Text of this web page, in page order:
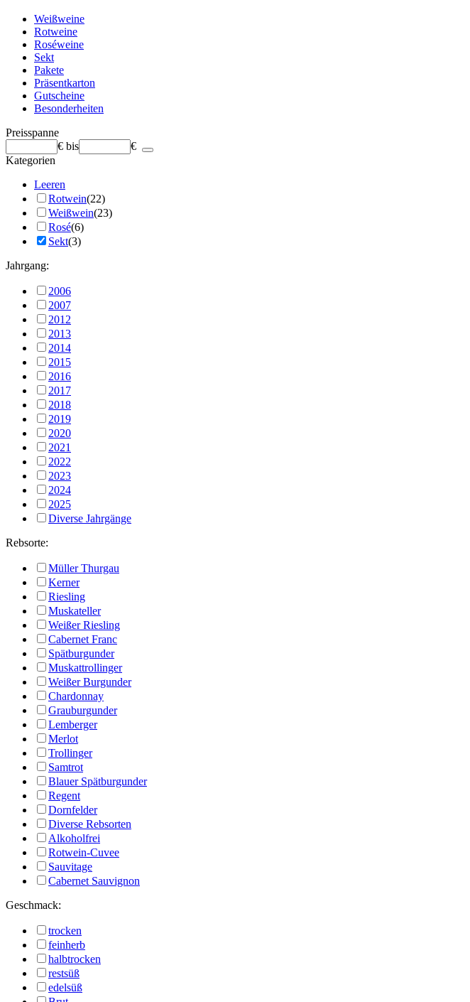
Weißweine
Rotweine
Roséweine
Sekt
Pakete
Präsentkarton
Gutscheine
Besonderheiten
Preisspanne
€ bis
€
Kategorien
Leeren
Rotwein(22)
Weißwein(23)
Rosé(6)
Sekt(3)
Jahrgang:
2006
2007
2012
2013
2014
2015
2016
2017
2018
2019
2020
2021
2022
2023
2024
2025
Diverse Jahrgänge
Rebsorte:
Müller Thurgau
Kerner
Riesling
Muskateller
Weißer Riesling
Cabernet Franc
Spätburgunder
Muskattrollinger
Weißer Burgunder
Chardonnay
Grauburgunder
Lemberger
Merlot
Trollinger
Samtrot
Blauer Spätburgunder
Regent
Dornfelder
Diverse Rebsorten
Alkoholfrei
Rotwein-Cuvee
Sauvitage
Cabernet Sauvignon
Geschmack:
trocken
feinherb
halbtrocken
restsüß
edelsüß